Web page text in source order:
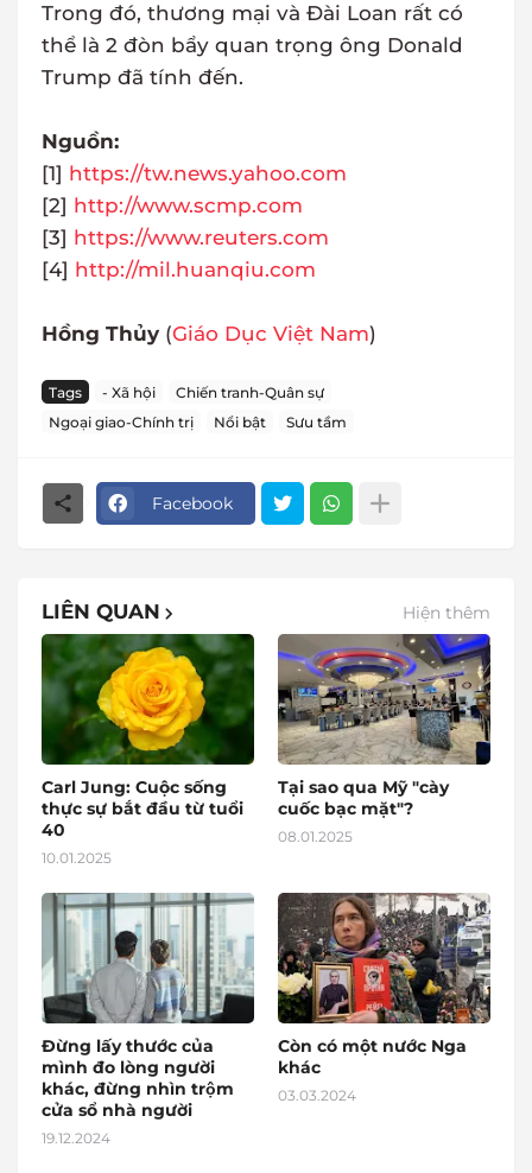
Trong đó, thương mại và Đài Loan rất có
thể là 2 đòn bẩy quan trọng ông Donald
Trump đã tính đến.
Nguồn:
[1] https://tw.news.yahoo.com
[2] http://www.scmp.com
[3] https://www.reuters.com
[4] http://mil.huanqiu.com
Hồng Thủy (Giáo Dục Việt Nam)
Tags - Xã hội
Chiến tranh-Quân sự
Ngoại giao-Chính trị
Nổi bật Sưu tầm
Facebook
LIÊN QUAN Hiện thêm
Carl Jung: Cuộc sống
thực sự bắt đầu từ tuổi
40
10.01.2025
Tại sao qua Mỹ "cày
cuốc bạc mặt"?
08.01.2025
Đừng lấy thước của
mình đo lòng người
khác, đừng nhìn trộm
cửa sổ nhà người
19.12.2024
Còn có một nước Nga
khác
03.03.2024